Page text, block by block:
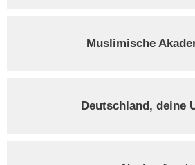
Muslimische
Deutschland, deine